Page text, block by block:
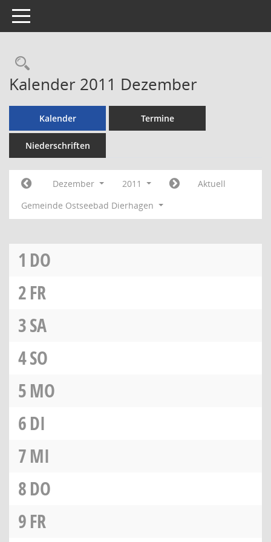
Toggle navigation
Rechercheauswahl
Kalender 2011 Dezember
Kalender Termine
Niederschriften
Dezember 2011
Aktuell
Gemeinde Ostseebad Dierhagen
1 DO
2FR
3SA
4SO
5MO
6DI
7MI
8DO
9FR